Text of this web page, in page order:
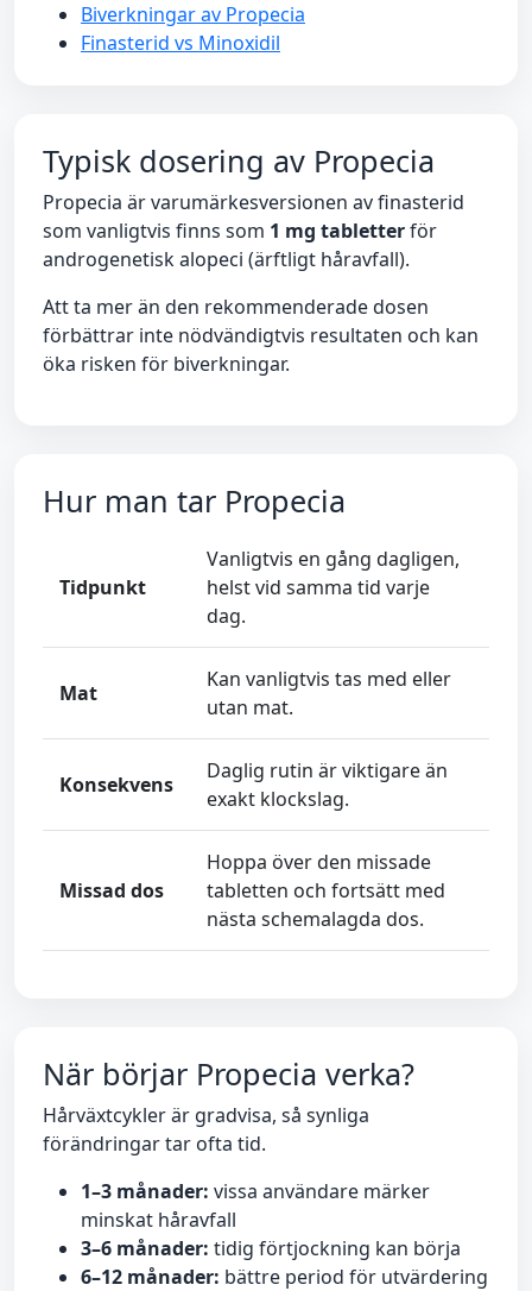
Biverkningar av Propecia
Finasterid vs Minoxidil
Typisk dosering av Propecia
Propecia är varumärkesversionen av finasterid
som vanligtvis finns som 1 mg tabletterför
androgenetisk alopeci (ärftligt håravfall).
Att ta mer än den rekommenderade dosen
förbättrar inte nödvändigtvis resultaten och kan
öka risken för biverkningar.
Hur man tar Propecia
Tidpunkt
Vanligtvis en gång dagligen,
helst vid samma tid varje
dag.
Mat
Kan vanligtvis tas med eller
utan mat.
Konsekvens
Daglig rutin är viktigare än
exakt klockslag.
Missad dos
Hoppa över den missade
tabletten och fortsätt med
nästa schemalagda dos.
När börjar Propecia verka?
Hårväxtcykler är gradvisa, så synliga
förändringar tar ofta tid.
1–3 månader: vissa användare märker
minskat håravfall
3–6 månader: tidig förtjockning kan börja
6–12 månader: bättre period för utvärdering